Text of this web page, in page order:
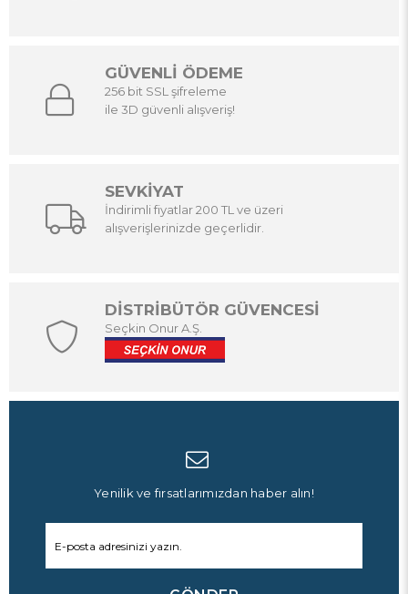
GÜVENLİ ÖDEME
256 bit SSL şifreleme
ile 3D güvenli alışveriş!
SEVKİYAT
İndirimli fiyatlar 200 TL ve üzeri
alışverişlerinizde geçerlidir.
DİSTRİBÜTÖR GÜVENCESİ
Seçkin Onur A.Ş.
Yenilik ve fırsatlarımızdan haber alın!